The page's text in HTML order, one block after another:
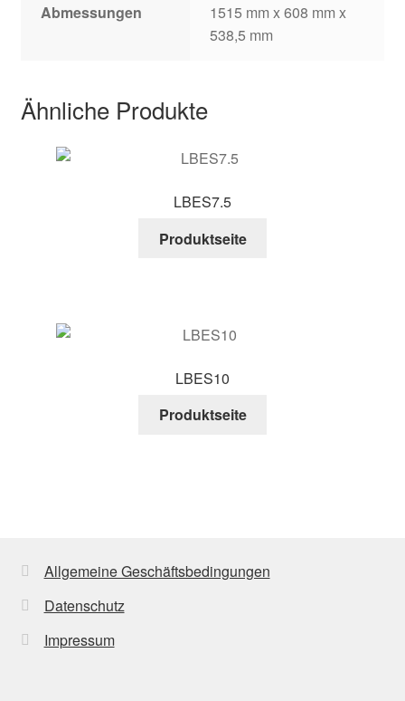
Abmessungen
1515 mm x 608 mm x
538,5 mm
Ähnliche Produkte
LBES7.5
Produktseite
LBES10
Produktseite
Allgemeine Geschäftsbedingungen
Datenschutz
Impressum